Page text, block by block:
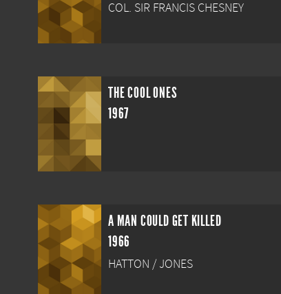
COL. SIR FRANCIS CHESNEY
THE COOL ONES
1967
A MAN COULD GET KILLED
1966
HATTON / JONES